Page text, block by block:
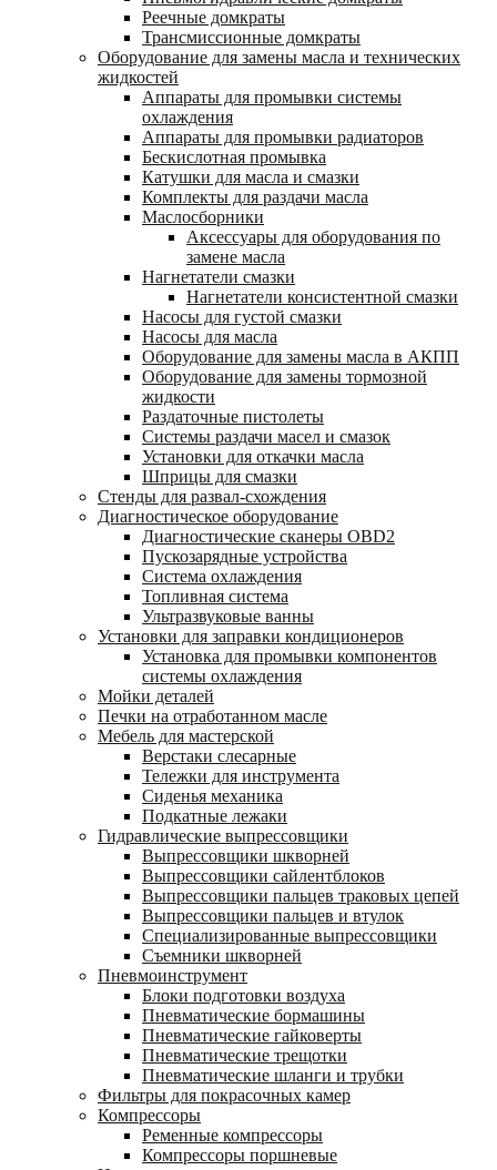
Реечные домкраты
Трансмиссионные домкраты
Оборудование для замены масла и технических
жидкостей
Аппараты для промывки системы
охлаждения
Аппараты для промывки радиаторов
Бескислотная промывка
Катушки для масла и смазки
Комплекты для раздачи масла
Маслосборники
Аксессуары для оборудования по
замене масла
Нагнетатели смазки
Нагнетатели консистентной смазки
Насосы для густой смазки
Насосы для масла
Оборудование для замены масла в АКПП
Оборудование для замены тормозной
жидкости
Раздаточные пистолеты
Системы раздачи масел и смазок
Установки для откачки масла
Шприцы для смазки
Стенды для развал-схождения
Диагностическое оборудование
Диагностические сканеры OBD2
Пускозарядные устройства
Система охлаждения
Топливная система
Ультразвуковые ванны
Установки для заправки кондиционеров
Установка для промывки компонентов
системы охлаждения
Мойки деталей
Печки на отработанном масле
Мебель для мастерской
Верстаки слесарные
Тележки для инструмента
Сиденья механика
Подкатные лежаки
Гидравлические выпрессовщики
Выпрессовщики шкворней
Выпрессовщики сайлентблоков
Выпрессовщики пальцев траковых цепей
Выпрессовщики пальцев и втулок
Специализированные выпрессовщики
Cъемники шкворней
Пневмоинструмент
Блоки подготовки воздуха
Пневматические бормашины
Пневматические гайковерты
Пневматические трещотки
Пневматические шланги и трубки
Фильтры для покрасочных камер
Компрессоры
Ременные компрессоры
Компрессоры поршневые